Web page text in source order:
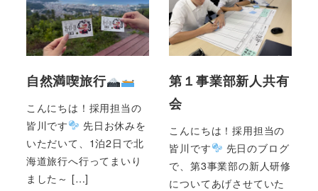
自然満喫旅行
こんにちは！採用担当の
皆川です
先日お休みを
いただいて、1泊2日で北
海道旅行へ行ってまいり
ました～ […]
第１事業部新人共有
会
こんにちは！採用担当の
皆川です
先日のブログ
で、第3事業部の新人研修
についてあげさせていた